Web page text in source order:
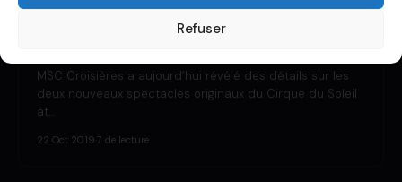
Refuser
Nouveaux spectacles du cirque du
MSC Croisières a aujourd’hui révélé des détails sur les
deux nouveaux spectacles originaux du Cirque du Soleil
at…
22 Oct 2019 7 de lecture